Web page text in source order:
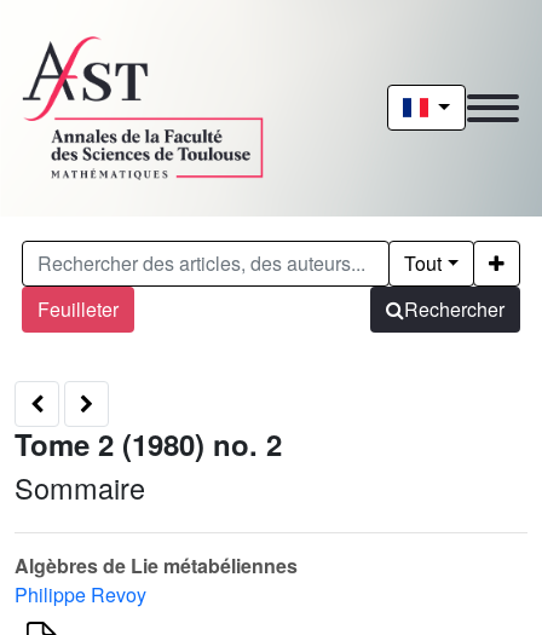
Feuilleter
Tout
Rechercher
Tome 2 (1980) no. 2
Sommaire
Algèbres de Lie métabéliennes
Philippe Revoy